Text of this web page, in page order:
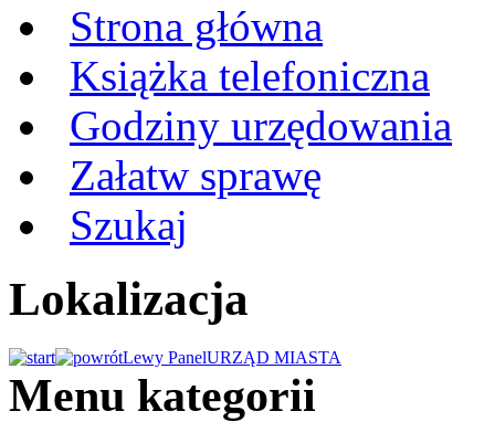
Strona główna
Książka telefoniczna
Godziny urzędowania
Załatw sprawę
Szukaj
Lokalizacja
Lewy PanelURZĄD MIASTA
Menu kategorii